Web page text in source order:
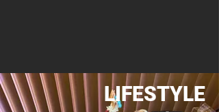
LIFESTYLE